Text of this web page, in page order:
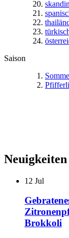
Saison
Neuigkeiten
12 Jul
Brokkoli